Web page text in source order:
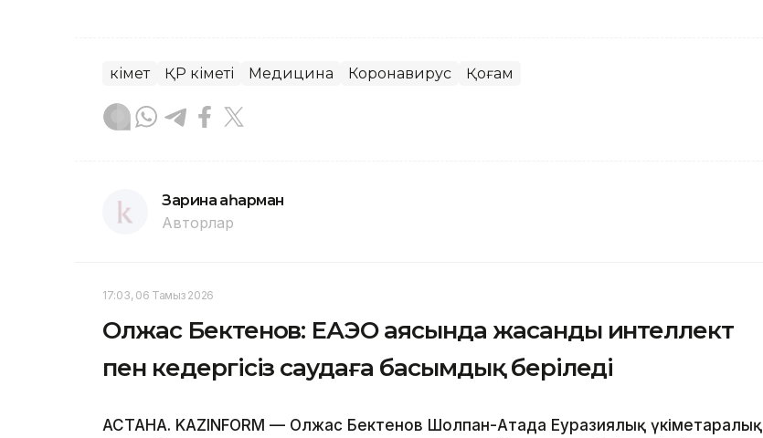
Үкімет ҚР Үкіметі Медицина Коронавирус Қоғам
Зарина Қаһарман
Авторлар
17:03, 06 Тамыз 2026
Олжас Бектенов: ЕАЭО аясында жасанды интеллект
пен кедергісіз саудаға басымдық беріледі
АСТАНА. KAZINFORM — Олжас Бектенов Шолпан-Атада Еуразиялық үкіметаралық